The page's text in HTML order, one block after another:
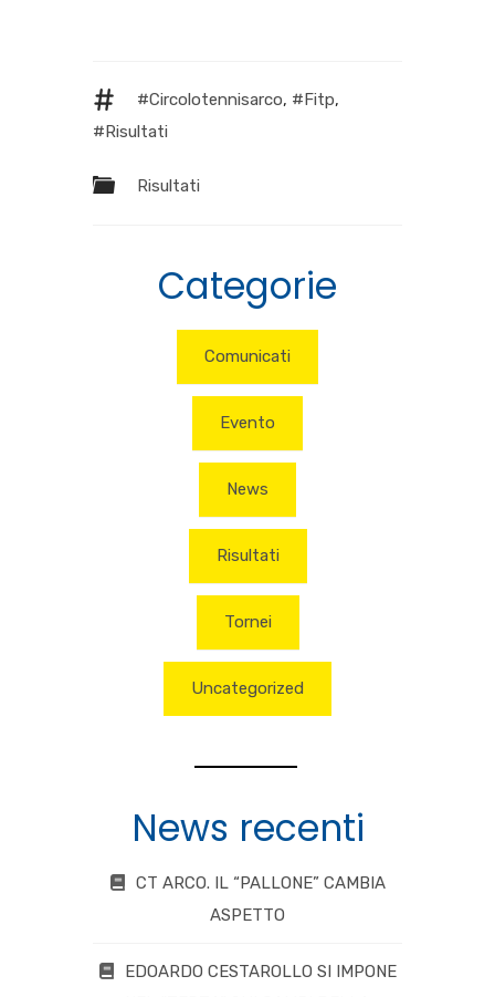
#circolotennisarco, #fitp,
#risultati
Risultati
Categorie
Comunicati
Evento
News
Risultati
Tornei
Uncategorized
News recenti
CT ARCO. IL “PALLONE” CAMBIA
ASPETTO
EDOARDO CESTAROLLO SI IMPONE